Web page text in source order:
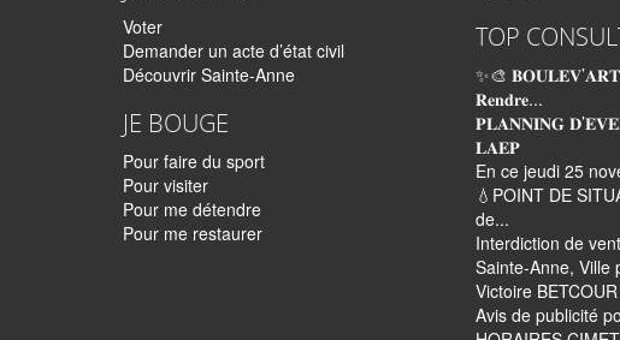
Voter
Demander un acte d’état civil
Découvrir Sainte-Anne
JE BOUGE
Pour faire du sport
Pour visiter
Pour me détendre
Pour me restaurer
TOP
✨🎨
𝐑𝐞𝐧𝐝𝐫𝐞...
𝐏𝐋𝐀𝐍𝐍𝐈𝐍𝐆
𝐋𝐀𝐄𝐏
En ce jeudi 25
💧POINT DE
de...
Interdiction de
Sainte-Anne, Ville
Victoire BETCOUR
Avis de publicité